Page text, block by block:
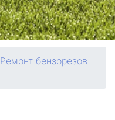
Ремонт бензорезов